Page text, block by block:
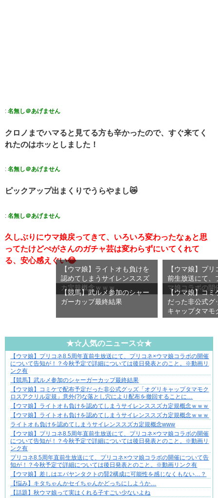
: 名無し＠あげません
クロノまでハマると見てる方も辛かったので、すぐ来てく
れたのはホッとしました！
: 名無し＠あげません
ピックアップ出まくりでうらやまし😿
: 名無し＠あげません
久しぶりにウマ娘戻ってきて、いろいろ変わったなぁと思
ってたけどぺがさんのガチャ芸は変わらずにいてくれて
る、安心感えぐい😂
【ウマ娘】ライトオも負けを
認めてしまうサイレンススズ
カ定規概念ｗｗｗ
【ウマ娘】プ
前生放送にて、
マ娘コラボの
【競馬】武ルメ参加のシャー
ガーカップ最終結果
【ウマ娘】コ
だった非公式グ
キャップタマモ
ル…
★☆人気のニュース☆★
好青年の片思いが壊れていくまで
【ウマ娘】プリコネ8.5周年直前生放送にて、プリコネ×ウマ娘コラボの開催
について告知が！？今秋予定で詳細については後日発表とのこと。※動画リ
ンク有
【競馬】武ルメ参加のシャーガーカップ最終結果
【ウマ娘】コミケで配布予定だった非公式グッズ「オグリキャップタマモク
ロスアクリル定規」意外(?)な落とし穴により配布を撤回することに…
【ウマ娘】ライトオも負けを認めてしまうサイレンススズカ定規概念ｗｗｗ
【ウマ娘】ライトオも負けを認めてしまうサイレンススズカ定規概念ｗｗｗ
ライトオも負けを認めてしまうサイレンススズカ定規概念www
【ウマ娘】プリコネ8.5周年直前生放送にて、プリコネ×ウマ娘コラボの開催
について告知が！？今秋予定で詳細については後日発表とのこと。※動画リ
ンク有
プリコネ8.5周年直前生放送にて、プリコネ×ウマ娘コラボの開催について告
知が！？今秋予定で詳細については後日発表とのこと。※動画リンク有
【ウマ娘】差しはエバヤンタクトの賢2構成に可能性を感じなくもない…？
【悩み】キタちゃんかセイちゃんかどっちにしようか…
【話題】秋ウマ娘って実はくれる子すごい少ないよね